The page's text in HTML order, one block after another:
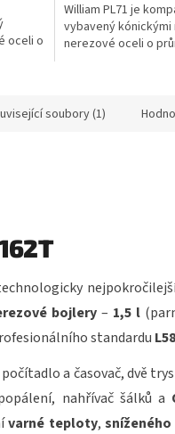
oceli o
William PL71 je
vybavený kónickými
nerezové oceli o
soubory (1)
bojlery– 1,5 l
standardu L58
a časovač, dvě
nahřívač šálků a
varné teploty,